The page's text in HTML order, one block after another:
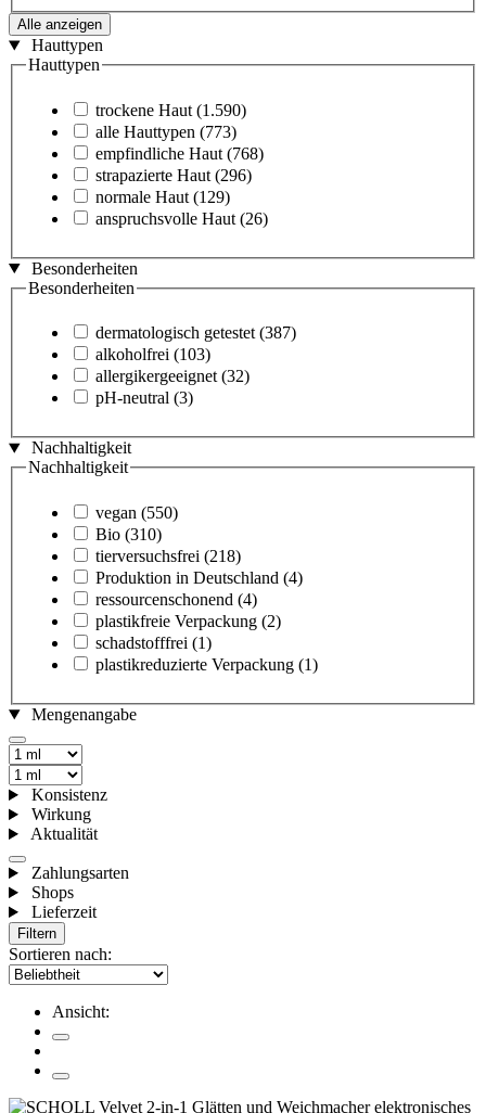
Alle anzeigen
Hauttypen
Hauttypen
trockene Haut (1.590)
alle Hauttypen (773)
empfindliche Haut (768)
strapazierte Haut (296)
normale Haut (129)
anspruchsvolle Haut (26)
Besonderheiten
Besonderheiten
dermatologisch getestet (387)
alkoholfrei (103)
allergikergeeignet (32)
pH-neutral (3)
Nachhaltigkeit
Nachhaltigkeit
vegan (550)
Bio (310)
tierversuchsfrei (218)
Produktion in Deutschland (4)
ressourcenschonend (4)
plastikfreie Verpackung (2)
schadstofffrei (1)
plastikreduzierte Verpackung (1)
Mengenangabe
Konsistenz
Wirkung
Aktualität
Zahlungsarten
Shops
Lieferzeit
Filtern
Sortieren nach:
Ansicht: